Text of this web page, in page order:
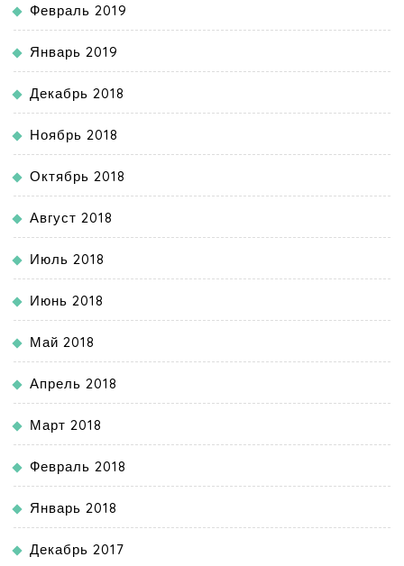
Февраль 2019
Январь 2019
Декабрь 2018
Ноябрь 2018
Октябрь 2018
Август 2018
Июль 2018
Июнь 2018
Май 2018
Апрель 2018
Март 2018
Февраль 2018
Январь 2018
Декабрь 2017